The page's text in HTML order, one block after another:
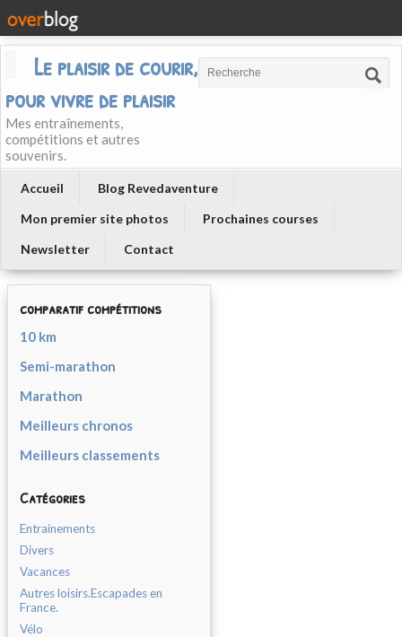
Le plaisir de courir, courir
pour vivre de plaisir
Mes entraînements,
compétitions et autres
souvenirs.
Accueil
Blog Revedaventure
Mon premier site photos
Prochaines courses
Newsletter
Contact
comparatif compétitions
10 km
Semi-marathon
Marathon
Meilleurs chronos
Meilleurs classements
Catégories
Entrainements
Divers
Vacances
Autres loisirs.Escapades en
France.
Vélo